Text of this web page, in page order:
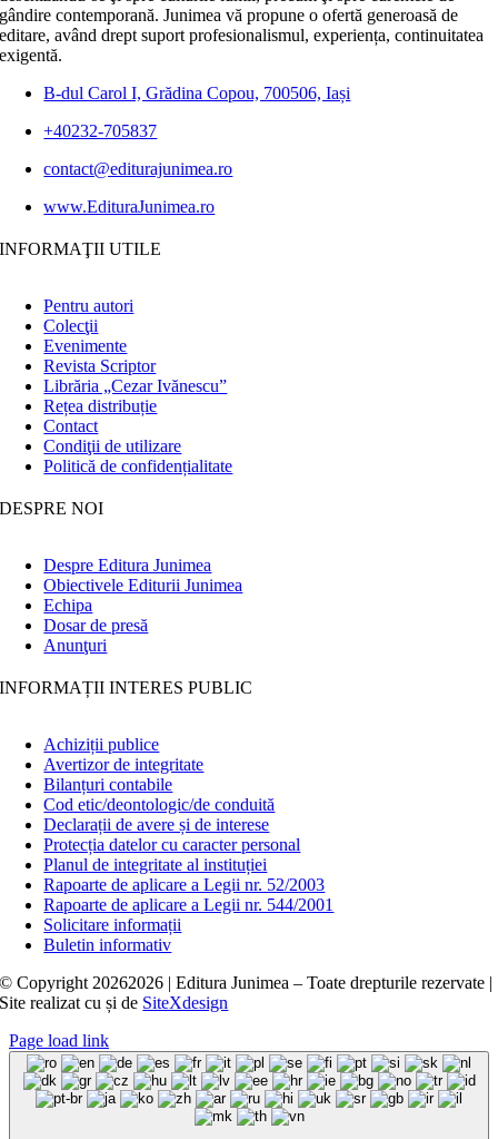
gândire contemporană. Junimea vă propune o ofertă generoasă de
editare, având drept suport profesionalismul, experiența, continuitatea
exigentă.
B-dul Carol I, Grădina Copou, 700506, Iași
+40232-705837
contact@editurajunimea.ro
www.EdituraJunimea.ro
INFORMAŢII UTILE
Pentru autori
Colecţii
Evenimente
Revista Scriptor
Librăria „Cezar Ivănescu”
Rețea distribuție
Contact
Condiţii de utilizare
Politică de confidențialitate
DESPRE NOI
Despre Editura Junimea
Obiectivele Editurii Junimea
Echipa
Dosar de presă
Anunţuri
INFORMAȚII INTERES PUBLIC
Achiziții publice
Avertizor de integritate
Bilanțuri contabile
Cod etic/deontologic/de conduită
Declarații de avere și de interese
Protecția datelor cu caracter personal
Planul de integritate al instituției
Rapoarte de aplicare a Legii nr. 52/2003
Rapoarte de aplicare a Legii nr. 544/2001
Solicitare informații
Buletin informativ
© Copyright 20262026 | Editura Junimea – Toate drepturile rezervate |
Site realizat cușide SiteXdesign
Page load link